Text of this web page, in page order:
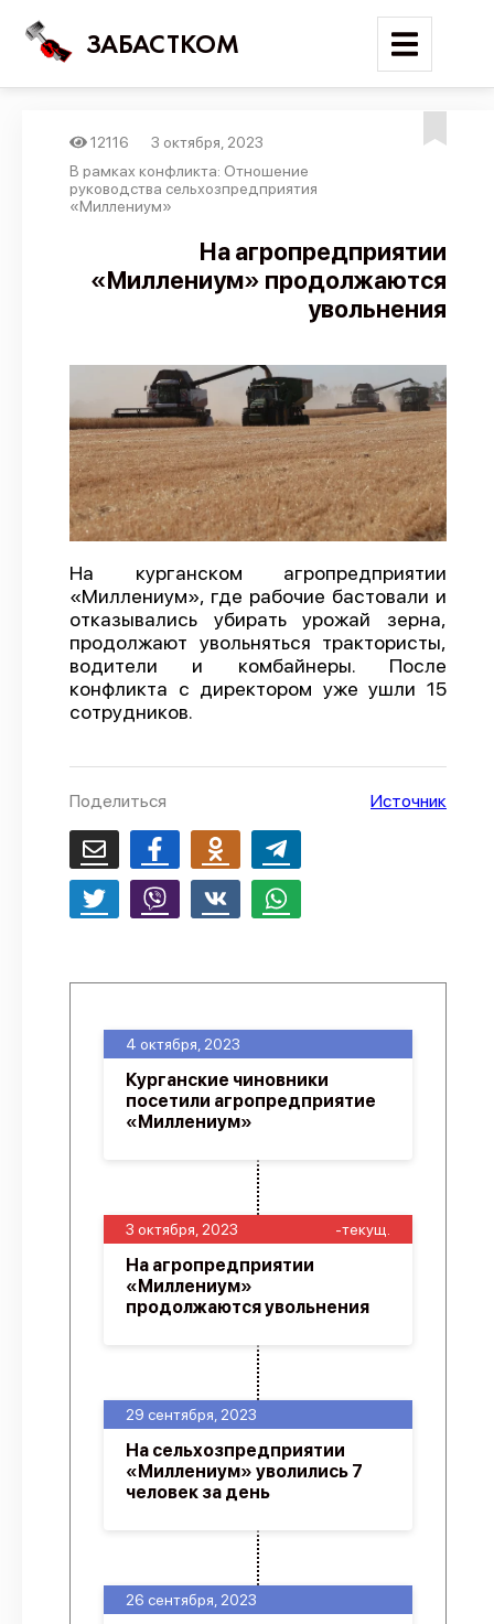
ЗАБАСТКОМ
Войти
Новости
Карта событий
Отчеты
Предложить публикацию
Справочник
API
О проекте
12116
3 октября, 2023
В рамках конфликта: Отношение
руководства сельхозпредприятия
«Миллениум»
На агропредприятии
«Миллениум» продолжаются
увольнения
На курганском агропредприятии
«Миллениум», где рабочие бастовали и
отказывались убирать урожай зерна,
продолжают увольняться трактористы,
водители и комбайнеры. После
конфликта с директором уже ушли 15
сотрудников.
Поделиться Источник
26 сентября, 2023
29 сентября, 2023
На сельхозпредприятии
«Миллениум» уволились 7
человек за день
3 октября, 2023 -текущ.
На агропредприятии
«Миллениум»
продолжаются увольнения
4 октября, 2023
Курганские чиновники
посетили агропредприятие
«Миллениум»